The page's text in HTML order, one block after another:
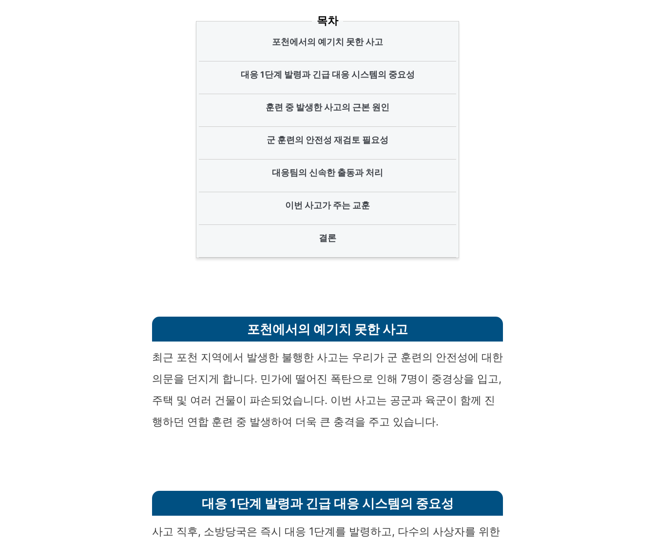
목차
포천에서의 예기치 못한 사고
대응 1단계 발령과 긴급 대응 시스템의 중요성
훈련 중 발생한 사고의 근본 원인
군 훈련의 안전성 재검토 필요성
대응팀의 신속한 출동과 처리
이번 사고가 주는 교훈
결론
포천에서의 예기치 못한 사고
최근 포천 지역에서 발생한 불행한 사고는 우리가 군 훈련의 안전성에 대한
의문을 던지게 합니다. 민가에 떨어진 폭탄으로 인해 7명이 중경상을 입고,
주택 및 여러 건물이 파손되었습니다. 이번 사고는 공군과 육군이 함께 진
행하던 연합 훈련 중 발생하여 더욱 큰 충격을 주고 있습니다.
대응 1단계 발령과 긴급 대응 시스템의 중요성
사고 직후, 소방당국은 즉시 대응 1단계를 발령하고, 다수의 사상자를 위한